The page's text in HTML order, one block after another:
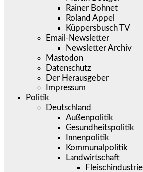
Rainer Bohnet
Roland Appel
Küppersbusch TV
Email-Newsletter
Newsletter Archiv
Mastodon
Datenschutz
Der Herausgeber
Impressum
Politik
Deutschland
Außenpolitik
Gesundheitspolitik
Innenpolitik
Kommunalpolitik
Landwirtschaft
Fleischindustrie